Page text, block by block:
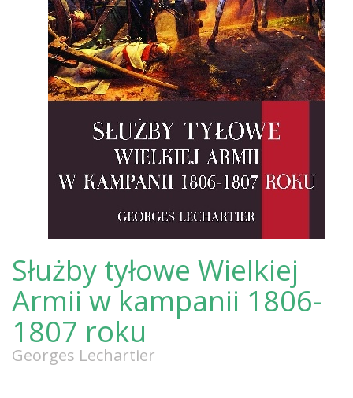
Służby tyłowe Wielkiej
Armii w kampanii 1806-
1807 roku
Georges Lechartier